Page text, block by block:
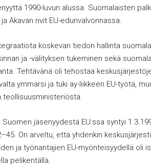
1990-luvun alussa. Suomalaisten
Akavan rivit EU-edunvalvonnassa.
koskevan tiedon hallinta
ja -välityksen tukeminen sekä
Tehtävänä oli tehostaa
ymmärsi ja tuki ay-liikkeen EU-työtä,
teollisuusministeriöstä.
jäsenyydestä EU:ssa syntyi
On arveltu, että yhdenkin
ja työnantajien EU-myönteisyydellä oli
pelikentällä.